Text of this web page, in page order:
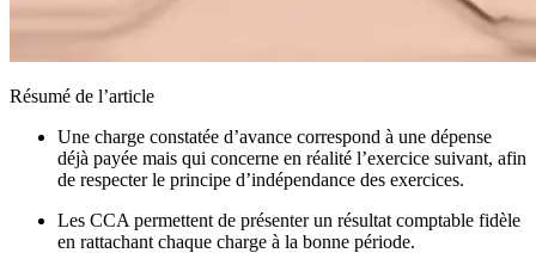
Résumé de l’article
Une charge constatée d’avance correspond à une dépense
déjà payée mais qui concerne en réalité l’exercice suivant, afin
de respecter le principe d’indépendance des exercices.
Les CCA permettent de présenter un résultat comptable fidèle
en rattachant chaque charge à la bonne période.